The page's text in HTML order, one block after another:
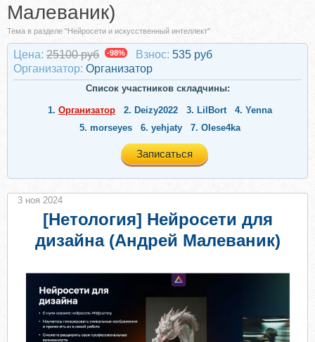
Малеваник)
Тема в разделе "Нейросети и искусственный интеллект"
Цена: 25100 руб -98% Взнос: 535 руб
Организатор: Организатор
Список участников складчины:
1. Организатор 2. Deizy2022 3. LilBort 4. Yenna
5. morseyes 6. yehjaty 7. Olese4ka
Записаться
[Нетология] Нейросети для
дизайна (Андрей Малеваник)
3 ноя 2024